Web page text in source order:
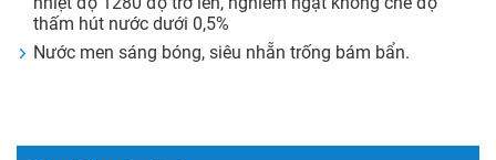
thấm hút nước dưới 0,5%
Nước men sáng bóng, siêu nhẵn trống bám bẩn.